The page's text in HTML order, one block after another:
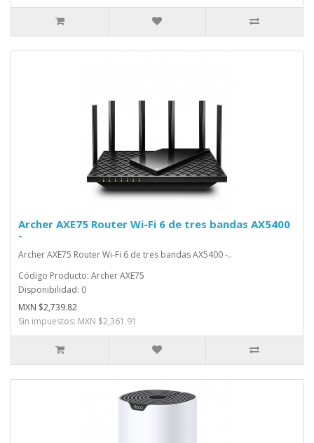
Archer AXE75 Router Wi-Fi 6 de tres bandas AX5400
-
Archer AXE75 Router Wi-Fi 6 de tres bandas AX5400 -..
Código Producto: Archer AXE75
Disponibilidad: 0
MXN $2,739.82
Sin impuestos: MXN $2,361.91